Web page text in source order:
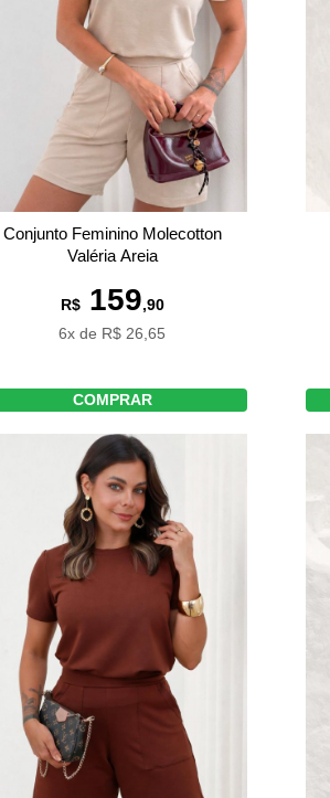
Conjunto Feminino Molecotton
Valéria Areia
R$159,90
6x de R$ 26,65
COMPRAR